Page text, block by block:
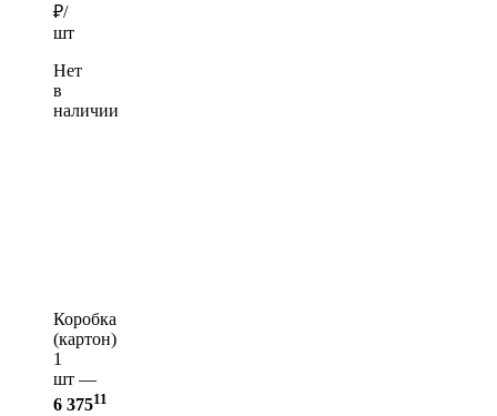
₽/
шт
Нет
в
наличии
Коробка
(картон)
1
шт —
6 37511